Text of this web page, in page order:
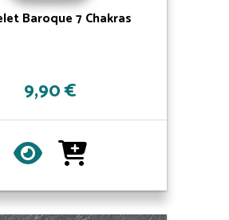
Baroque 7 Chakras
9,90 €